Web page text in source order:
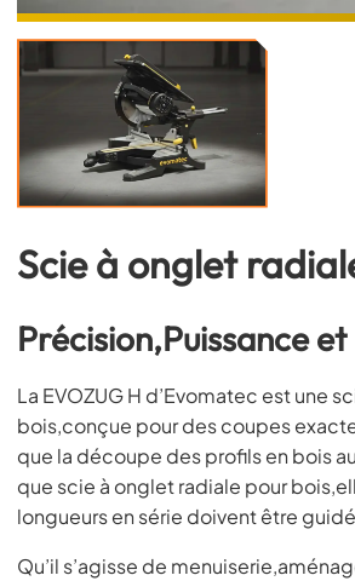
Scie à onglet
Précision,Puissance
La EVOZUG H d’Evomatec est une
bois,conçue pour des coupes
que la découpe des profils en bois
que scie à onglet radiale pour
longueurs en série doivent être
Qu’il s’agisse de